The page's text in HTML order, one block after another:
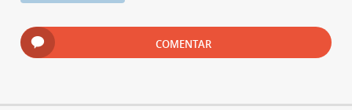
COMENTAR